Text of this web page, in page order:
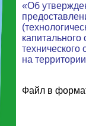
«Об
капитального
на
Файл в